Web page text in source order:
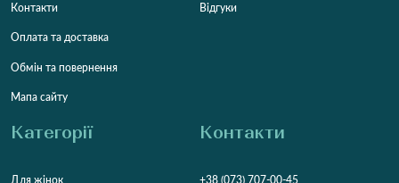
Контакти
Оплата та доставка
Обмін та повернення
Мапа сайту
Відгуки
Категорії
Для жінок
Контакти
+38 (073) 707-00-45